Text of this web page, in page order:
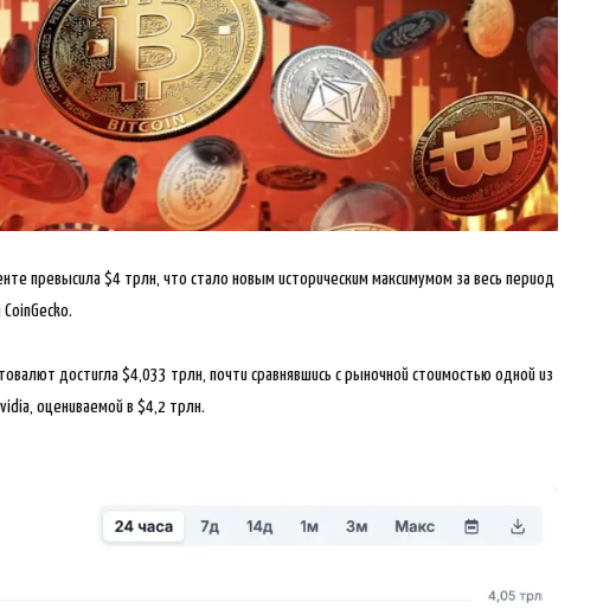
превысила $4 трлн, что стало новым историческим максимумом за весь период
достигла $4,033 трлн, почти сравнявшись с рыночной стоимостью одной из
оцениваемой в $4,2 трлн.